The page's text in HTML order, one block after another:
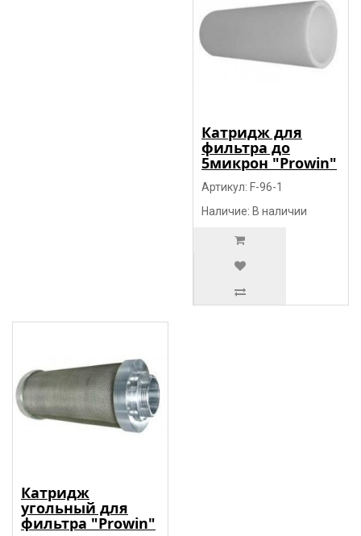
Катридж для
фильтра до
5микрон "Prowin"
Артикул: F-96-1
Наличие: В наличии
Катридж
угольный для
фильтра "Prowin"